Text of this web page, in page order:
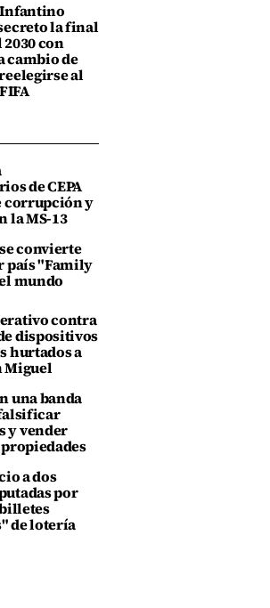
la final
con
cambio de
al
de CEPA
corrupción y
la MS-13
convierte
país "Family
mundo
contra
dispositivos
hurtados a
Miguel
una banda
y vender
a dos
por
de lotería